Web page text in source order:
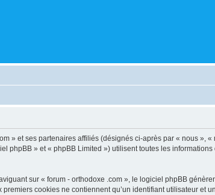
» et ses partenaires affiliés (désignés ci-après par « nous », «
phpBB » et « phpBB Limited ») utilisent toutes les
sur « forum - orthodoxe .com », le logiciel phpBB
cookies ne contiennent qu’un identifiant utilisateur et